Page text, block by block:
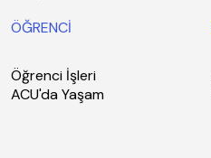
ÖĞRENCİ
Öğrenci İşleri
ACU'da Yaşam